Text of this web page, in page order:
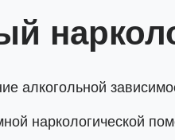
алкогольной
наркологической